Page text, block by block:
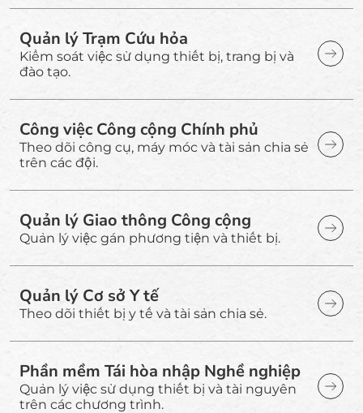
Quản lý Trạm Cứu hỏa
Kiểm soát việc sử dụng thiết bị, trang bị và
đào tạo.
Công việc Công cộng Chính phủ
Theo dõi công cụ, máy móc và tài sản chia sẻ
trên các đội.
Quản lý Giao thông Công cộng
Quản lý việc gán phương tiện và thiết bị.
Quản lý Cơ sở Y tế
Theo dõi thiết bị y tế và tài sản chia sẻ.
Phần mềm Tái hòa nhập Nghề nghiệp
Quản lý việc sử dụng thiết bị và tài nguyên
trên các chương trình.